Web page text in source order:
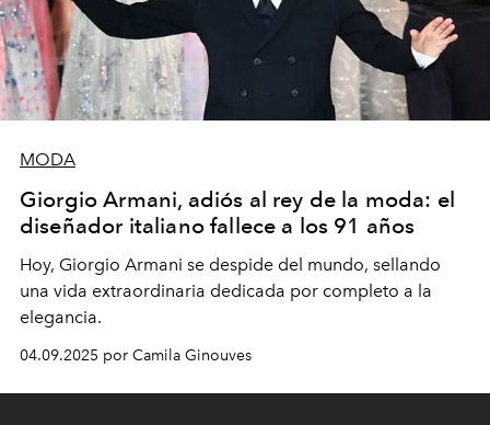
MODA
Giorgio Armani, adiós al rey de la moda: el
diseñador italiano fallece a los 91 años
Hoy, Giorgio Armani se despide del mundo, sellando
una vida extraordinaria dedicada por completo a la
elegancia.
04.09.2025 por Camila Ginouves